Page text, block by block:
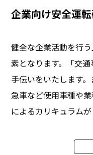
企業向け安全運
健全な企業活動を行
素となります。「交
手伝いをいたします
急車など使用車種や
によるカリキュラムが